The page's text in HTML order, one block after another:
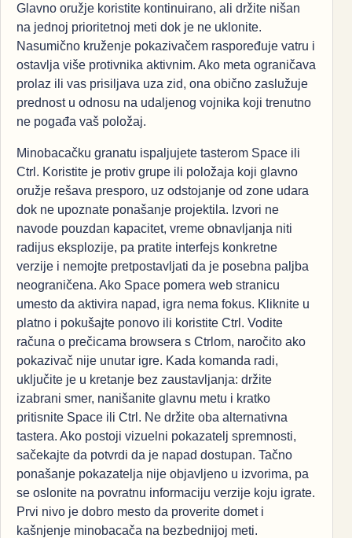
Glavno oružje koristite kontinuirano, ali držite nišan
na jednoj prioritetnoj meti dok je ne uklonite.
Nasumično kruženje pokazivačem raspoređuje vatru i
ostavlja više protivnika aktivnim. Ako meta ograničava
prolaz ili vas prisiljava uza zid, ona obično zaslužuje
prednost u odnosu na udaljenog vojnika koji trenutno
ne pogađa vaš položaj.
Minobacačku granatu ispaljujete tasterom Space ili
Ctrl. Koristite je protiv grupe ili položaja koji glavno
oružje rešava presporo, uz odstojanje od zone udara
dok ne upoznate ponašanje projektila. Izvori ne
navode pouzdan kapacitet, vreme obnavljanja niti
radijus eksplozije, pa pratite interfejs konkretne
verzije i nemojte pretpostavljati da je posebna paljba
neograničena. Ako Space pomera web stranicu
umesto da aktivira napad, igra nema fokus. Kliknite u
platno i pokušajte ponovo ili koristite Ctrl. Vodite
računa o prečicama browsera s Ctrlom, naročito ako
pokazivač nije unutar igre. Kada komanda radi,
uključite je u kretanje bez zaustavljanja: držite
izabrani smer, nanišanite glavnu metu i kratko
pritisnite Space ili Ctrl. Ne držite oba alternativna
tastera. Ako postoji vizuelni pokazatelj spremnosti,
sačekajte da potvrdi da je napad dostupan. Tačno
ponašanje pokazatelja nije objavljeno u izvorima, pa
se oslonite na povratnu informaciju verzije koju igrate.
Prvi nivo je dobro mesto da proverite domet i
kašnjenje minobacača na bezbednijoj meti.